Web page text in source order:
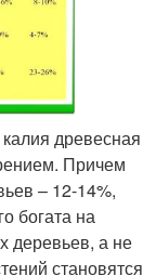
древесная
Причем
– 12-14%,
богата на
деревьев, а не
становятся